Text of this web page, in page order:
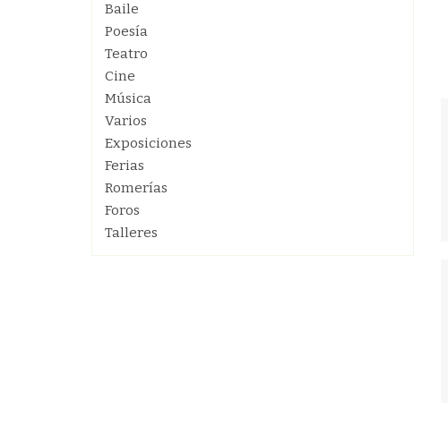
Baile
Poesía
Teatro
Cine
Música
Varios
Exposiciones
Ferias
Romerías
Foros
Talleres